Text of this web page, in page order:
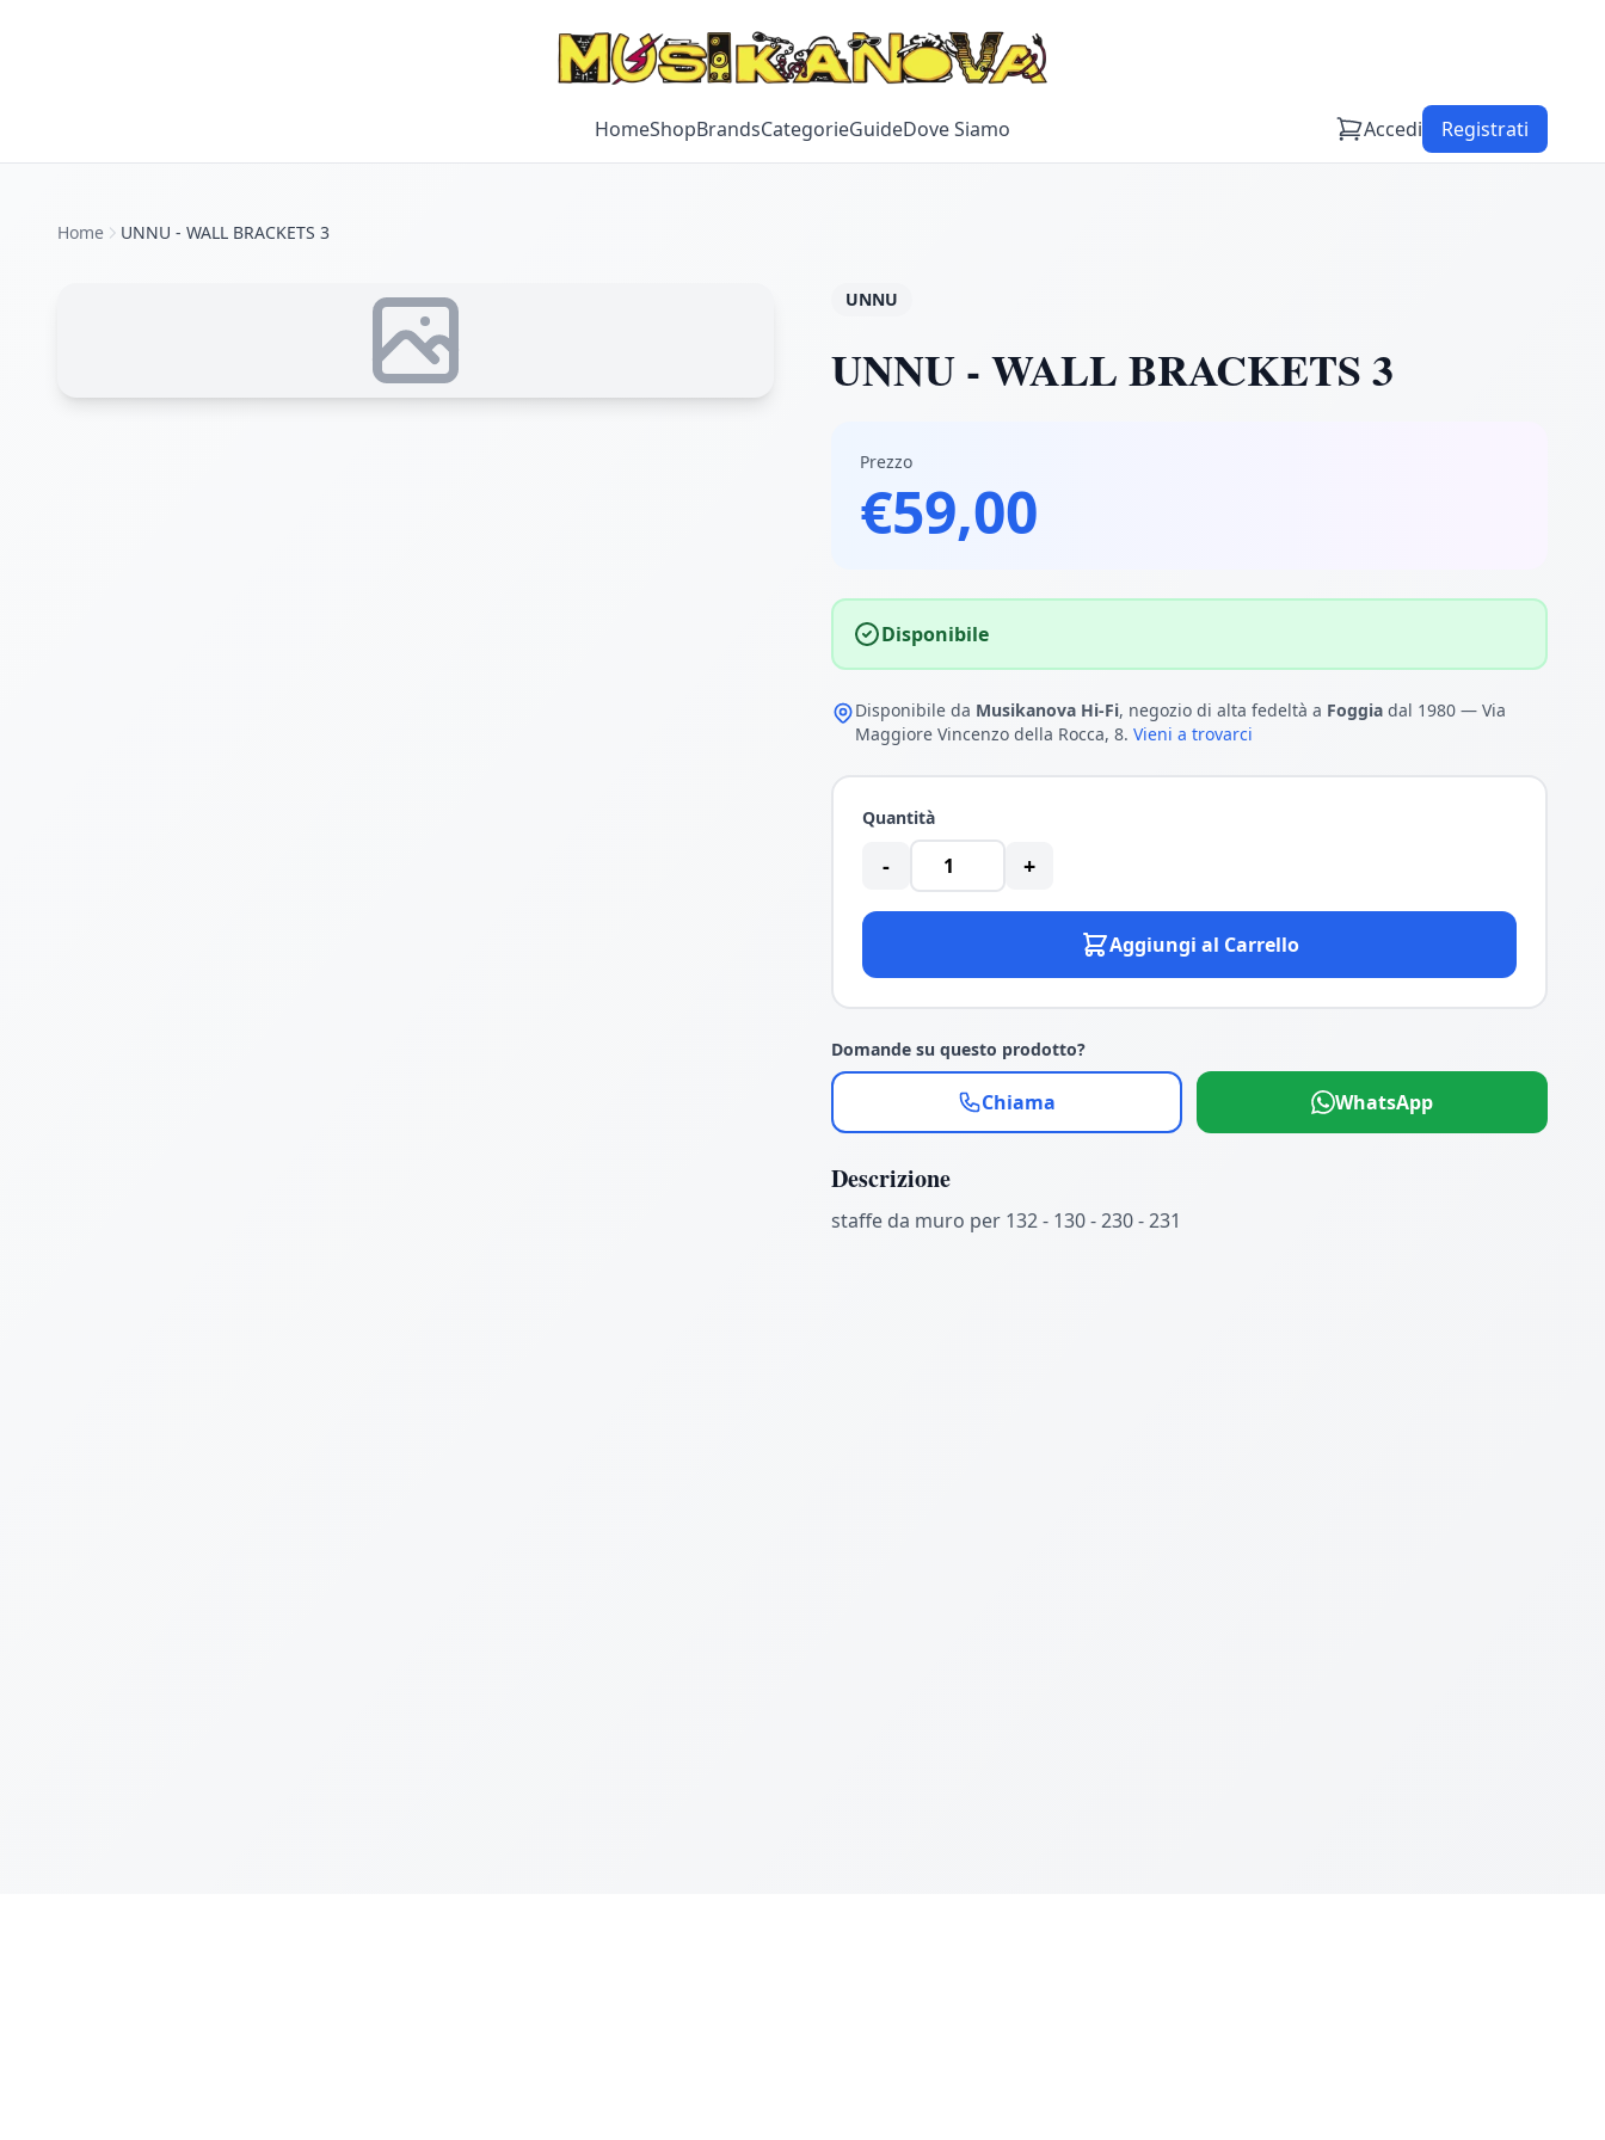
HomeShopBrandsCategorieGuideDove Siamo Accedi Registrati
Home UNNU - WALL BRACKETS 3
UNNU
UNNU - WALL BRACKETS 3
Prezzo
€59,00
Disponibile
Disponibile da Musikanova Hi-Fi, negozio di alta fedeltà a Foggia dal 1980 — Via
Maggiore Vincenzo della Rocca, 8. Vieni a trovarci
Quantità
- +
Aggiungi al Carrello
Domande su questo prodotto?
Chiama WhatsApp
Descrizione
staffe da muro per 132 - 130 - 230 - 231